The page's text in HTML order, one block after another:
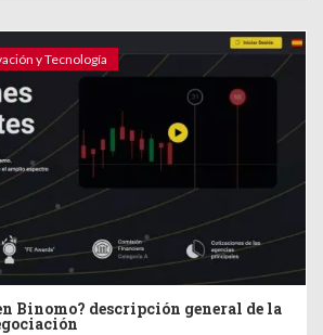
y Tecnología
Binomo? descripción general de la